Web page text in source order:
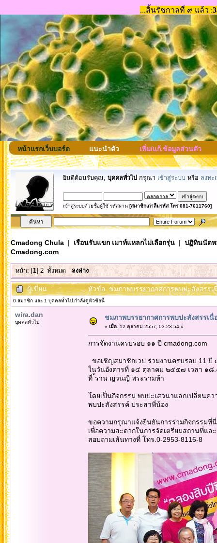
หน้าแรกเว็บบอร์ด แนะนำตัว เพิ่ม/แก้.ข้อมูลส่วนตัว
ยินดีต้อนรับคุณ, บุคคลทั่วไป กรุณา เข้าสู่ระบบ หรือ ลงทะ
เข้าสู่ระบบด้วยชื่อผู้ใช้ รหัสผ่าน [สมาชิกเก่าลืมรหัส โทร 081-7611760]
Cmadong Chula| เรือนรับแขก เมาท์แหลกไม่เลือกรุ่น| ปฏิทินนัดห
Cmadong.com
หน้า: [1]2 ทั้งหมด ลงล่าง
ผู้เขียน หัวข้อ: ชมภาพบรรยากาศการพบปะสังสรรเ
0 สมาชิก และ 1 บุคคลทั่วไป กำลังดูหัวข้อนี้
wira.dan
บุคคลทั่วไป
ชมภาพบรรยากาศการพบปะสังสรรเ
« เมื่อ:12 ตุลาคม 2557, 03:23:54 »
การจัดงานครบรอบ ๑๑ ปี cmadong.com
ขอเชิญสมาชิกเวป ร่วมงานครบรอบ 11 ปี
ในวันอังคารที่ ๑๔ ตุลาคม ๒๕๕๗ เวลา ๑๘
ที่ ้ราน ญวนญี พระรามห้า
โดยเป็นกิจกรรม พบปะเสวนาแลกเปลี่ยนค
พบปะสังสรรค์ ประสาพี่น้อง
ขอความกรุณาแจ้งยืนยันการร่วมกิจกรรมที่นี่
เพื่อความสะดวกในการจัดเตรียมสถานที่แล
สอบถามเส้นทางที่ โทร.0-2953-8116-8